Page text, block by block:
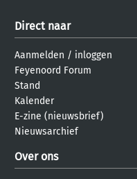
Direct naar
Aanmelden / inloggen
Feyenoord Forum
Stand
Kalender
E-zine (nieuwsbrief)
Nieuwsarchief
Over ons